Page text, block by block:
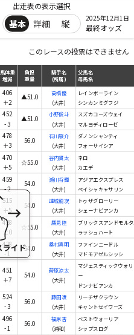
このレースの投票はできません
出走表の表示選択
基本 詳細 縦 2025年12月1日
最終オッズ
負担
重量
騎手名
(所属)
父馬名
母馬名
馬体重
増減
負担
重量
騎手名
(所属)
父馬名
母馬名
406
＋2
▲51.0
高橋優
(大井)
レインボーライン
シンカンミグフジ
452
-3
▲51.0
小野俊斗
(大井)
スズカコーズウェイ
マルヨディローゼ
478
＋3
56.0
石川駿介
(大井)
ダノンシャンティ
フォーサイシア
470
＋5
☆55.0
谷内貫太
(大井)
ネロ
カエデ
459
-2
54.0
瀬川将輝
(大井)
アジアエクスプレス
ペイシャキャサリン
515
＋5
54.0
達城龍次
(大井)
トゥザグローリー
シェーナビアンカ
428
±0
☆55.0
鷹見陸
(大井)
ブリックスアンドモル
ラッシュハート
428
-1
54.0
桑村真明
(大井)
ファインニードル
マドモアゼルシッシ
451
＋7
54.0
菅原涼太
(大井)
マジェスティックウォ
ー
ドンナビアンカ
524
-3
56.0
藤田凌
(大井)
リーチザクラウン
キャントセイワーズ
496
-1
56.0
福原杏
(浦和)
ベストウォーリア
シップスログ